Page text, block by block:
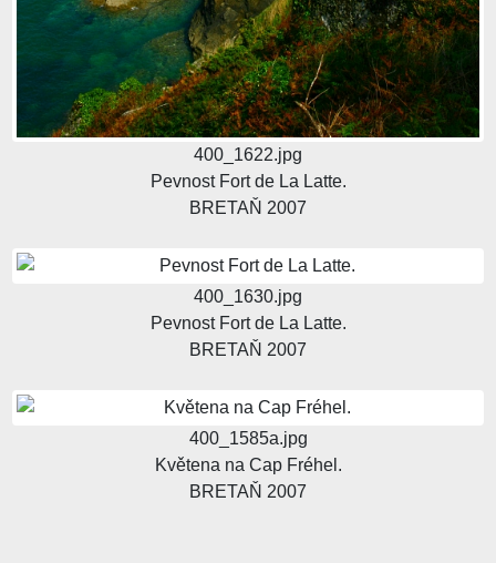
400_1622.jpg
Pevnost Fort de La Latte.
BRETAŇ 2007
400_1630.jpg
Pevnost Fort de La Latte.
BRETAŇ 2007
400_1585a.jpg
Květena na Cap Fréhel.
BRETAŇ 2007